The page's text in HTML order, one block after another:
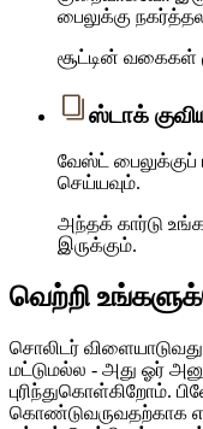
பைலுக்கு
சூட்டின் வகைகள்
ஸ்டாக்
வேஸ்ட் பைலுக்குப்
செய்யவும்.
அந்தக் கார்டு
இருக்கும்.
வெற்றி
சொலிடர்
மட்டுமல்ல - அது ஓர்
புரிந்துகொள்கிறோம்.
கொண்டுவருவதற்காக